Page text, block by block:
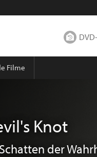
Filme
Knot
der